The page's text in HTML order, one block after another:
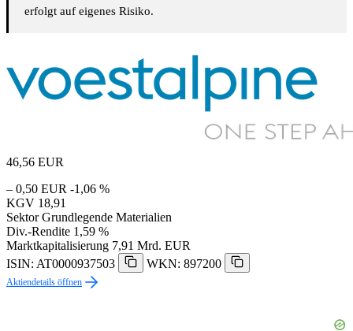
erfolgt auf eigenes Risiko.
46,56 EUR
– 0,50 EUR -1,06 %
KGV 18,91
Sektor Grundlegende Materialien
Div.-Rendite 1,59 %
Marktkapitalisierung 7,91 Mrd. EUR
ISIN: AT0000937503
WKN: 897200
Aktiendetails öffnen